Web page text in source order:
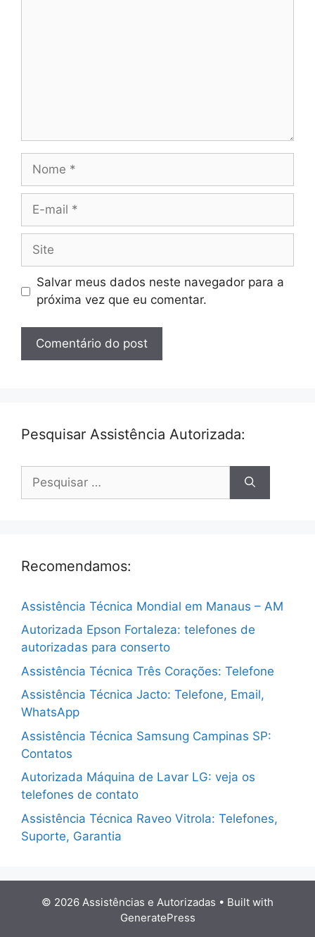
Nome
Site
Salvar meus dados neste navegador para a
próxima vez que eu comentar.
Pesquisar Assistência Autorizada:
por:
Recomendamos:
Assistência Técnica Mondial em Manaus – AM
Autorizada Epson Fortaleza: telefones de
autorizadas para conserto
Assistência Técnica Três Corações: Telefone
Assistência Técnica Jacto: Telefone, Email,
WhatsApp
Assistência Técnica Samsung Campinas SP:
Contatos
Autorizada Máquina de Lavar LG: veja os
telefones de contato
Assistência Técnica Raveo Vitrola: Telefones,
Suporte, Garantia
© 2026 Assistências e Autorizadas • Built with
GeneratePress